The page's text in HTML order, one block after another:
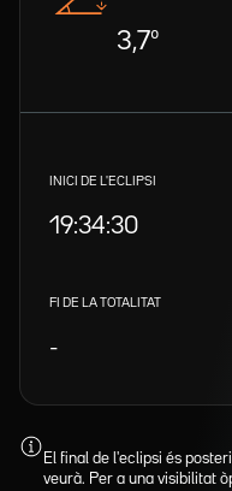
3,7º
INICI DE L'ECLIPSI
19:34:30
FI DE LA TOTALITAT
-
El final de l'eclipsi és
veurà. Per a una visibilitat